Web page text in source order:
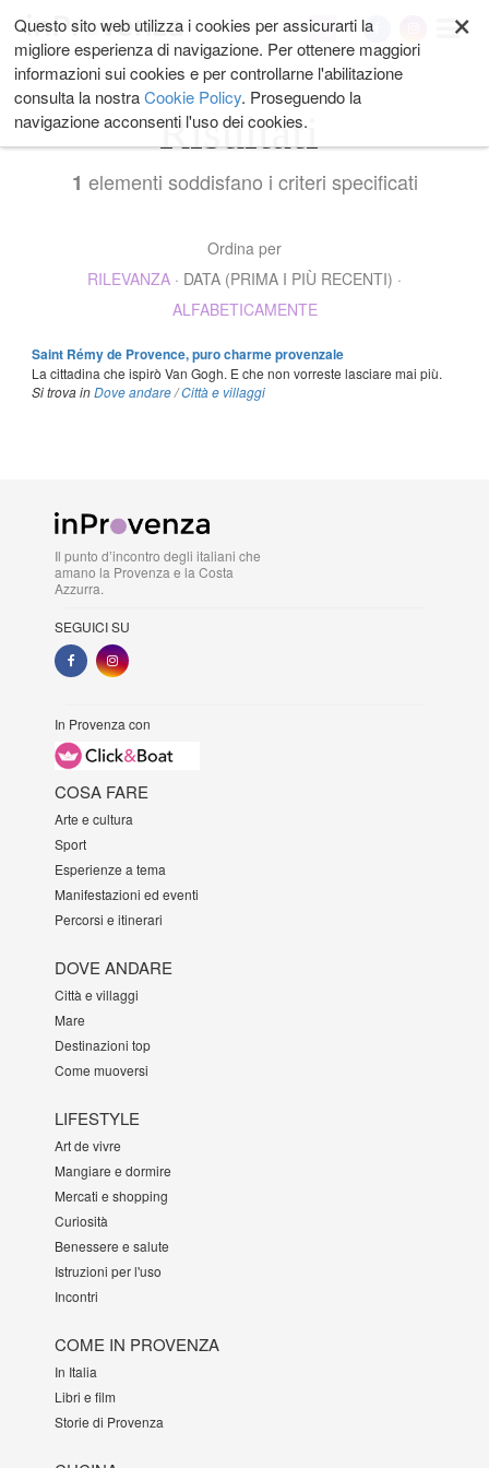
ai
contenuti.
|
Salta
alla
navigazione
My ×
Questo sito web utilizza i cookies per assicurarti la
migliore esperienza di navigazione. Per ottenere maggiori
informazioni sui cookies e per controllarne l'abilitazione
consulta la nostraCookie Policy. Proseguendo la
navigazione acconsenti l'uso dei cookies.
Risultati
1 elementi soddisfano i criteri specificati
Ordina per
RILEVANZA · DATA (PRIMA I PIÙ RECENTI) ·
ALFABETICAMENTE
Saint Rémy de Provence, puro charme provenzale
La cittadina che ispirò Van Gogh. E che non vorreste lasciare mai più.
Si trova in Dove andare /Città e villaggi
Il punto d’incontro degli italiani che
amano la Provenza e la Costa
Azzurra.
SEGUICI SU
In Provenza con
COSA FARE
Arte e cultura
Sport
Esperienze a tema
Manifestazioni ed eventi
Percorsi e itinerari
DOVE ANDARE
Città e villaggi
Mare
Destinazioni top
Come muoversi
LIFESTYLE
Art de vivre
Mangiare e dormire
Mercati e shopping
Curiosità
Benessere e salute
Istruzioni per l'uso
Incontri
COME IN PROVENZA
In Italia
Libri e film
Storie di Provenza